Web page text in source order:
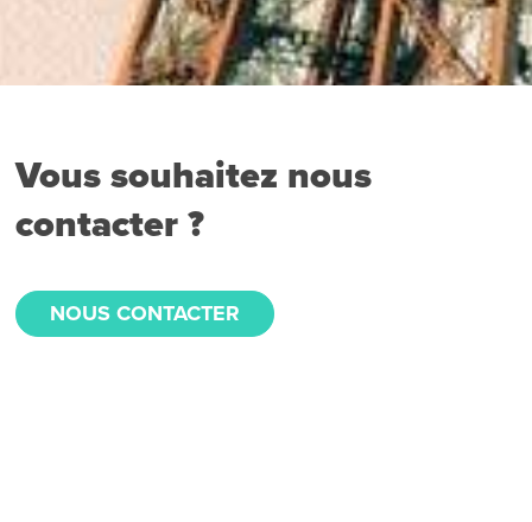
Vous souhaitez nous
contacter ?
NOUS CONTACTER